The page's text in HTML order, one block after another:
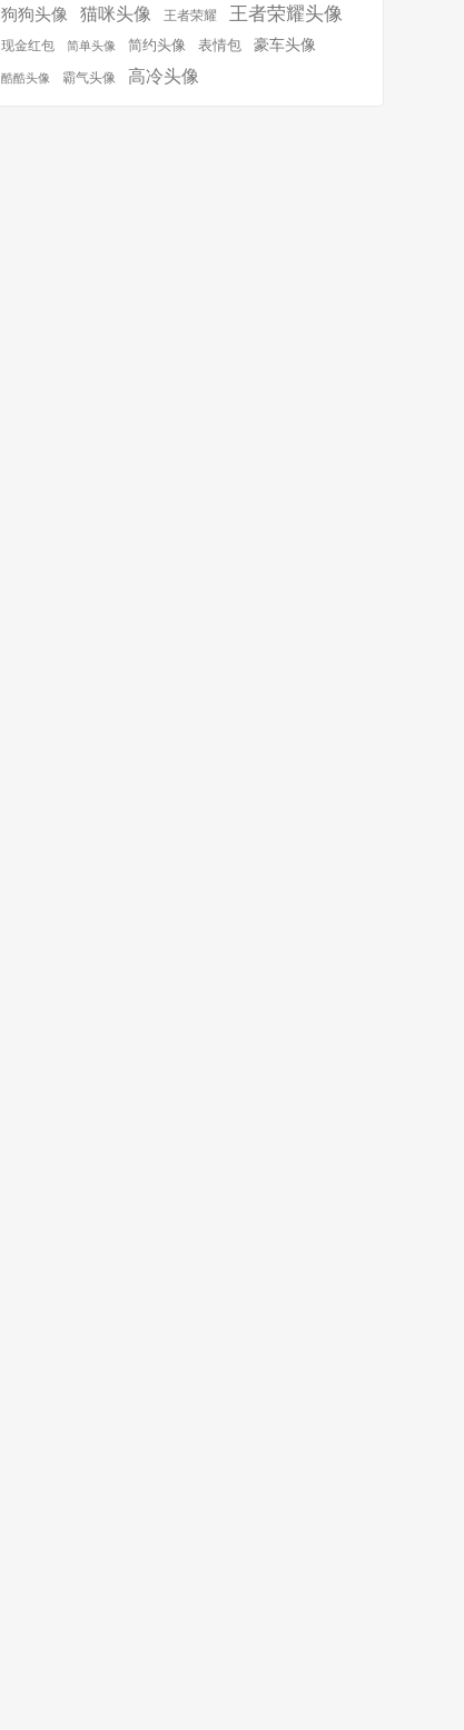
狗狗头像 猫咪头像 王者荣耀 王者荣耀头像
现金红包 简单头像 简约头像 表情包 豪车头像
酷酷头像 霸气头像 高冷头像